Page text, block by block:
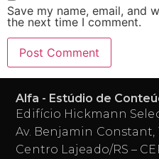
Save my name, email, and
the next time I comment.
Alfa - Estúdio de
Edifício Hickmann
Av. Benjamin Constant,
Centro Lajeado/RS –